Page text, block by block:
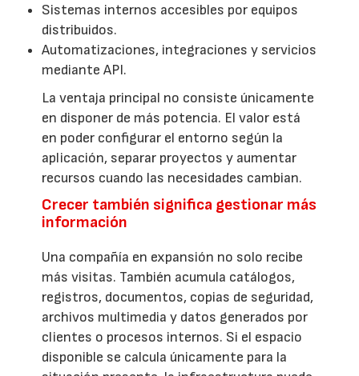
Sistemas internos accesibles por equipos
distribuidos.
Automatizaciones, integraciones y servicios
mediante API.
La ventaja principal no consiste únicamente
en disponer de más potencia. El valor está
en poder configurar el entorno según la
aplicación, separar proyectos y aumentar
recursos cuando las necesidades cambian.
Crecer también significa gestionar más
información
Una compañía en expansión no solo recibe
más visitas. También acumula catálogos,
registros, documentos, copias de seguridad,
archivos multimedia y datos generados por
clientes o procesos internos. Si el espacio
disponible se calcula únicamente para la